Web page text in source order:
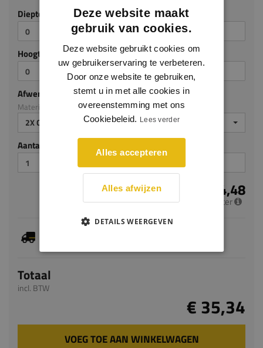
Diepte (mm)
Hoogte (mm)
Afwerking
Materiaal: MDF v313
2X GEGROND
Aantal stuks
€ 14,48
per meter
Totaal
incl. BTW
€ 35,34
VOEG TOE AAN WINKELWAGEN
Deze website maakt
gebruik van cookies.
Deze website gebruikt cookies om
uw gebruikerservaring te verbeteren.
Door onze website te gebruiken,
stemt u in met alle cookies in
overeenstemming met ons
Cookiebeleid. Lees verder
Alles accepteren
Alles afwijzen
DETAILS WEERGEVEN